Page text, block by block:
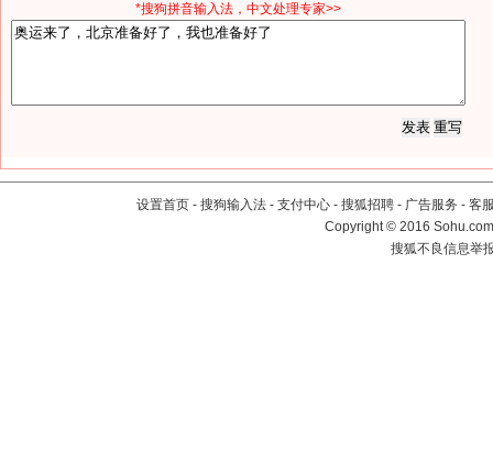
*搜狗拼音输入法，中文处理专家>>
设置首页 - 搜狗输入法 - 支付中心 - 搜狐招聘 - 广告服务 - 客
Copyright©2016
搜狐不良信息举